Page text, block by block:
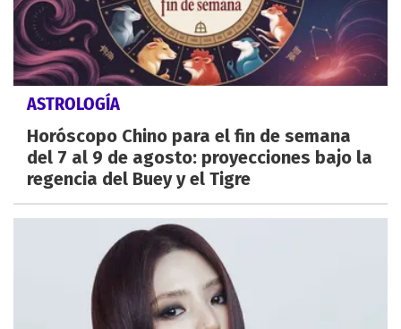
ASTROLOGÍA
Horóscopo Chino para el fin de semana
del 7 al 9 de agosto: proyecciones bajo la
regencia del Buey y el Tigre